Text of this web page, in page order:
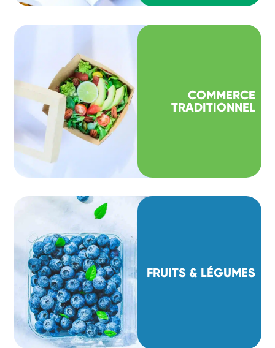
COMMERCE
TRADITIONNEL
FRUITS & LÉGUMES